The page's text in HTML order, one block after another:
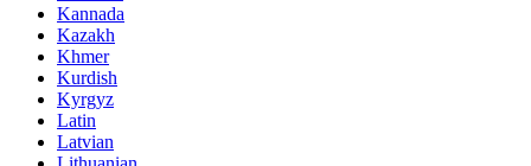
Kannada
Kazakh
Khmer
Kurdish
Kyrgyz
Latin
Latvian